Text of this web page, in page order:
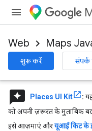
Web Maps
शुरू करें संपर्क
reviews Places UI Kit :
को अपनी ज़रूरत के मुताबिक
इसे आज़माएं औरयूआई किट के